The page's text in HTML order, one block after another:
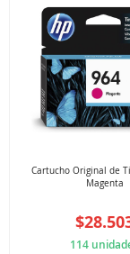
Cartucho Original de
Magenta
114